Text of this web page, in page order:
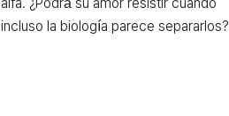
incluso la biología parece separarlos?